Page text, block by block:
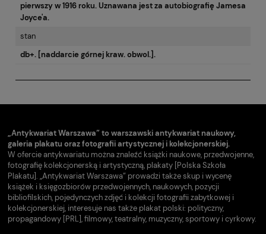
pierwszy w 1916 roku. Uznawana jest za autobiografię Jamesa
Joyce'a.
stan
db+. [naddarcie górnej kraw. obwol.].
„Antykwariat Warszawa” to warszawski antykwariat naukowy,
galeria plakatu oraz fotografii artystycznej i kolekcjonerskiej.
W ofercie antykwariatu można znaleźć książki naukowe, przedwojenne,
fotografię kolekcjonerską i artystyczną, plakaty [Polska Szkoła
Plakatu]. „Antykwariat Warszawa” prowadzi także skup i wycenę
książek i księgozbiorów przedwojennych, naukowych, pozycji
bibliofilskich, pojedynczych zdjęć i kolekcji fotografii zabytkowej i
kolekcjonerskiej, interesuje nas także plakat polski: polityczny,
propagandowy [PRL], filmowy, teatralny, muzyczny, sportowy i cyrkowy.